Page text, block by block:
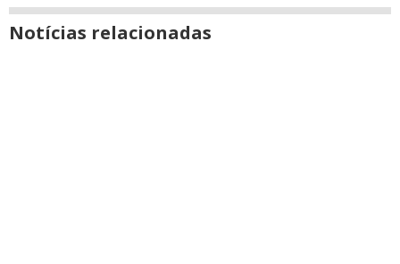
Notícias relacionadas